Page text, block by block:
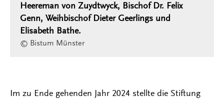
Heereman von Zuydtwyck, Bischof Dr. Felix
Genn, Weihbischof Dieter Geerlings und
Elisabeth Bathe.
© Bistum Münster
Im zu Ende gehenden Jahr 2024 stellte die Stiftung